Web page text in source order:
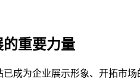
重要力量
成为企业展示形象、开拓市